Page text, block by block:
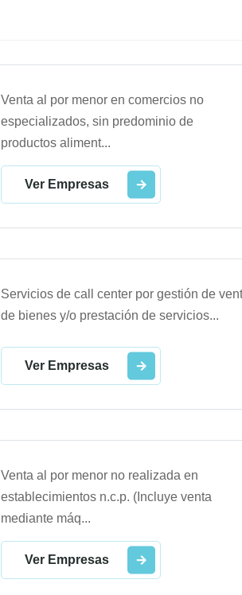
Venta al por menor en comercios no
especializados, sin predominio de
productos aliment...
Ver Empresas
Servicios de call center por gestión de
de bienes y/o prestación de servicios...
Ver Empresas
Venta al por menor no realizada en
establecimientos n.c.p. (Incluye venta
mediante máq...
Ver Empresas